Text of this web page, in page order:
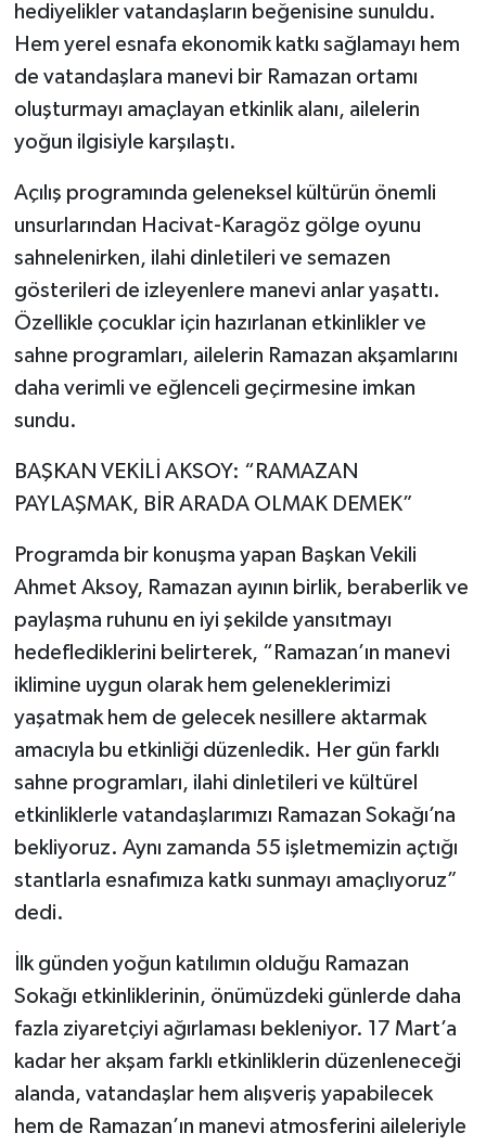
hediyelikler vatandaşların beğenisine sunuldu.
Hem yerel esnafa ekonomik katkı sağlamayı hem
de vatandaşlara manevi bir Ramazan ortamı
oluşturmayı amaçlayan etkinlik alanı, ailelerin
yoğun ilgisiyle karşılaştı.
Açılış programında geleneksel kültürün önemli
unsurlarından Hacivat-Karagöz gölge oyunu
sahnelenirken, ilahi dinletileri ve semazen
gösterileri de izleyenlere manevi anlar yaşattı.
Özellikle çocuklar için hazırlanan etkinlikler ve
sahne programları, ailelerin Ramazan akşamlarını
daha verimli ve eğlenceli geçirmesine imkan
sundu.
BAŞKAN VEKİLİ AKSOY: “RAMAZAN
PAYLAŞMAK, BİR ARADA OLMAK DEMEK”
Programda bir konuşma yapan Başkan Vekili
Ahmet Aksoy, Ramazan ayının birlik, beraberlik ve
paylaşma ruhunu en iyi şekilde yansıtmayı
hedeflediklerini belirterek, “Ramazan’ın manevi
iklimine uygun olarak hem geleneklerimizi
yaşatmak hem de gelecek nesillere aktarmak
amacıyla bu etkinliği düzenledik. Her gün farklı
sahne programları, ilahi dinletileri ve kültürel
etkinliklerle vatandaşlarımızı Ramazan Sokağı’na
bekliyoruz. Aynı zamanda 55 işletmemizin açtığı
stantlarla esnafımıza katkı sunmayı amaçlıyoruz”
dedi.
İlk günden yoğun katılımın olduğu Ramazan
Sokağı etkinliklerinin, önümüzdeki günlerde daha
fazla ziyaretçiyi ağırlaması bekleniyor. 17 Mart’a
kadar her akşam farklı etkinliklerin düzenleneceği
alanda, vatandaşlar hem alışveriş yapabilecek
hem de Ramazan’ın manevi atmosferini aileleriyle